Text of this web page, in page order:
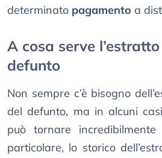
determinato pagamento a
A cosa serve
defunto
Non sempre c’è bisogno
del defunto, ma in alcuni
può tornare
particolare, lo storico